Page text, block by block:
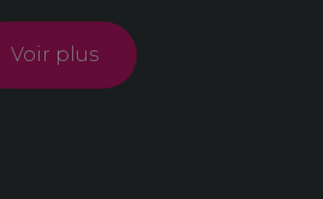
Voir plus